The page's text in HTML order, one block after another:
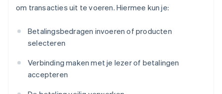
om transacties uit te voeren. Hiermee kun je:
Betalingsbedragen invoeren of producten
selecteren
Verbinding maken met je lezer of betalingen
accepteren